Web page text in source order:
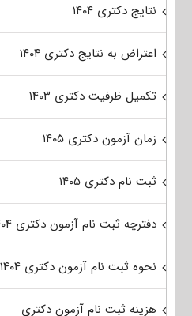
نتایج دکتری ۱۴۰۴
اعتراض به نتایج دکتری ۱۴۰۴
تکمیل ظرفیت دکتری ۱۴۰۳
زمان آزمون دکتری ۱۴۰۵
ثبت نام دکتری ۱۴۰۵
دفترچه ثبت نام آزمون دکتری ۱۴۰۴
نحوه ثبت نام آزمون دکتری ۱۴۰۴
هزینه ثبت نام آزمون دکتری